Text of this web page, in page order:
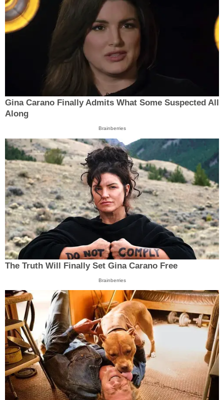
Gina Carano Finally Admits What Some Suspected All
Along
Brainberries
The Truth Will Finally Set Gina Carano Free
Brainberries